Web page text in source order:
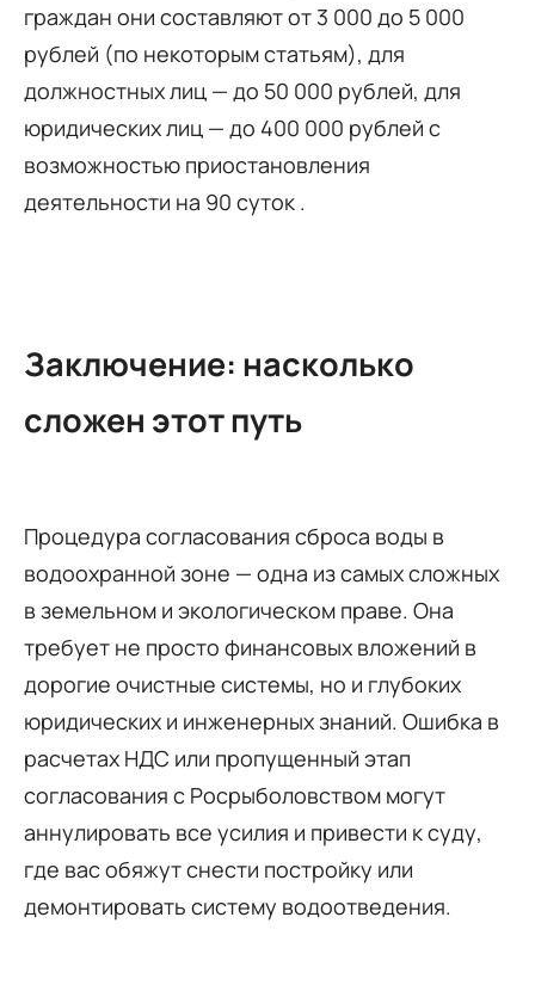
граждан они составляют от 3 000 до 5 000
рублей (по некоторым статьям), для
должностных лиц — до 50 000 рублей, для
юридических лиц — до 400 000 рублей с
возможностью приостановления
деятельности на 90 суток .
Заключение: насколько
сложен этот путь
Процедура согласования сброса воды в
водоохранной зоне — одна из самых сложных
в земельном и экологическом праве. Она
требует не просто финансовых вложений в
дорогие очистные системы, но и глубоких
юридических и инженерных знаний. Ошибка в
расчетах НДС или пропущенный этап
согласования с Росрыболовством могут
аннулировать все усилия и привести к суду,
где вас обяжут снести постройку или
демонтировать систему водоотведения.